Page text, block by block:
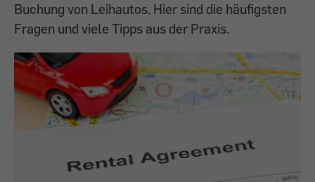
Buchung von Leihautos. Hier sind die häufigsten
Fragen und viele Tipps aus der Praxis.